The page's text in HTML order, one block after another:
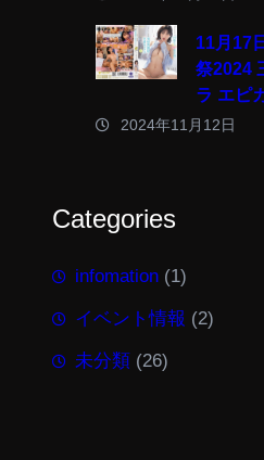
11月17
祭2024
ラ エピ
2024年11月12日
Categories
infomation (1)
イベント情報 (2)
未分類 (26)